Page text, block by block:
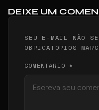
DEIXE UM
SEU E-MAIL NÃO
OBRIGATÓRIOS
COMENTÁRIO *